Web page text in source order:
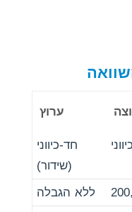
ערוץ
חד-כיווני
(שידור)
ללא הגבלה